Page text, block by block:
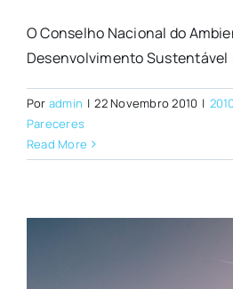
O Conselho Nacional do
Desenvolvimento Sustentável
Por admin | 22 Novembro 2010 | 2010
Pareceres
Read More